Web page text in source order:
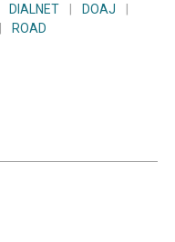
DIALNET DOAJ
ROAD